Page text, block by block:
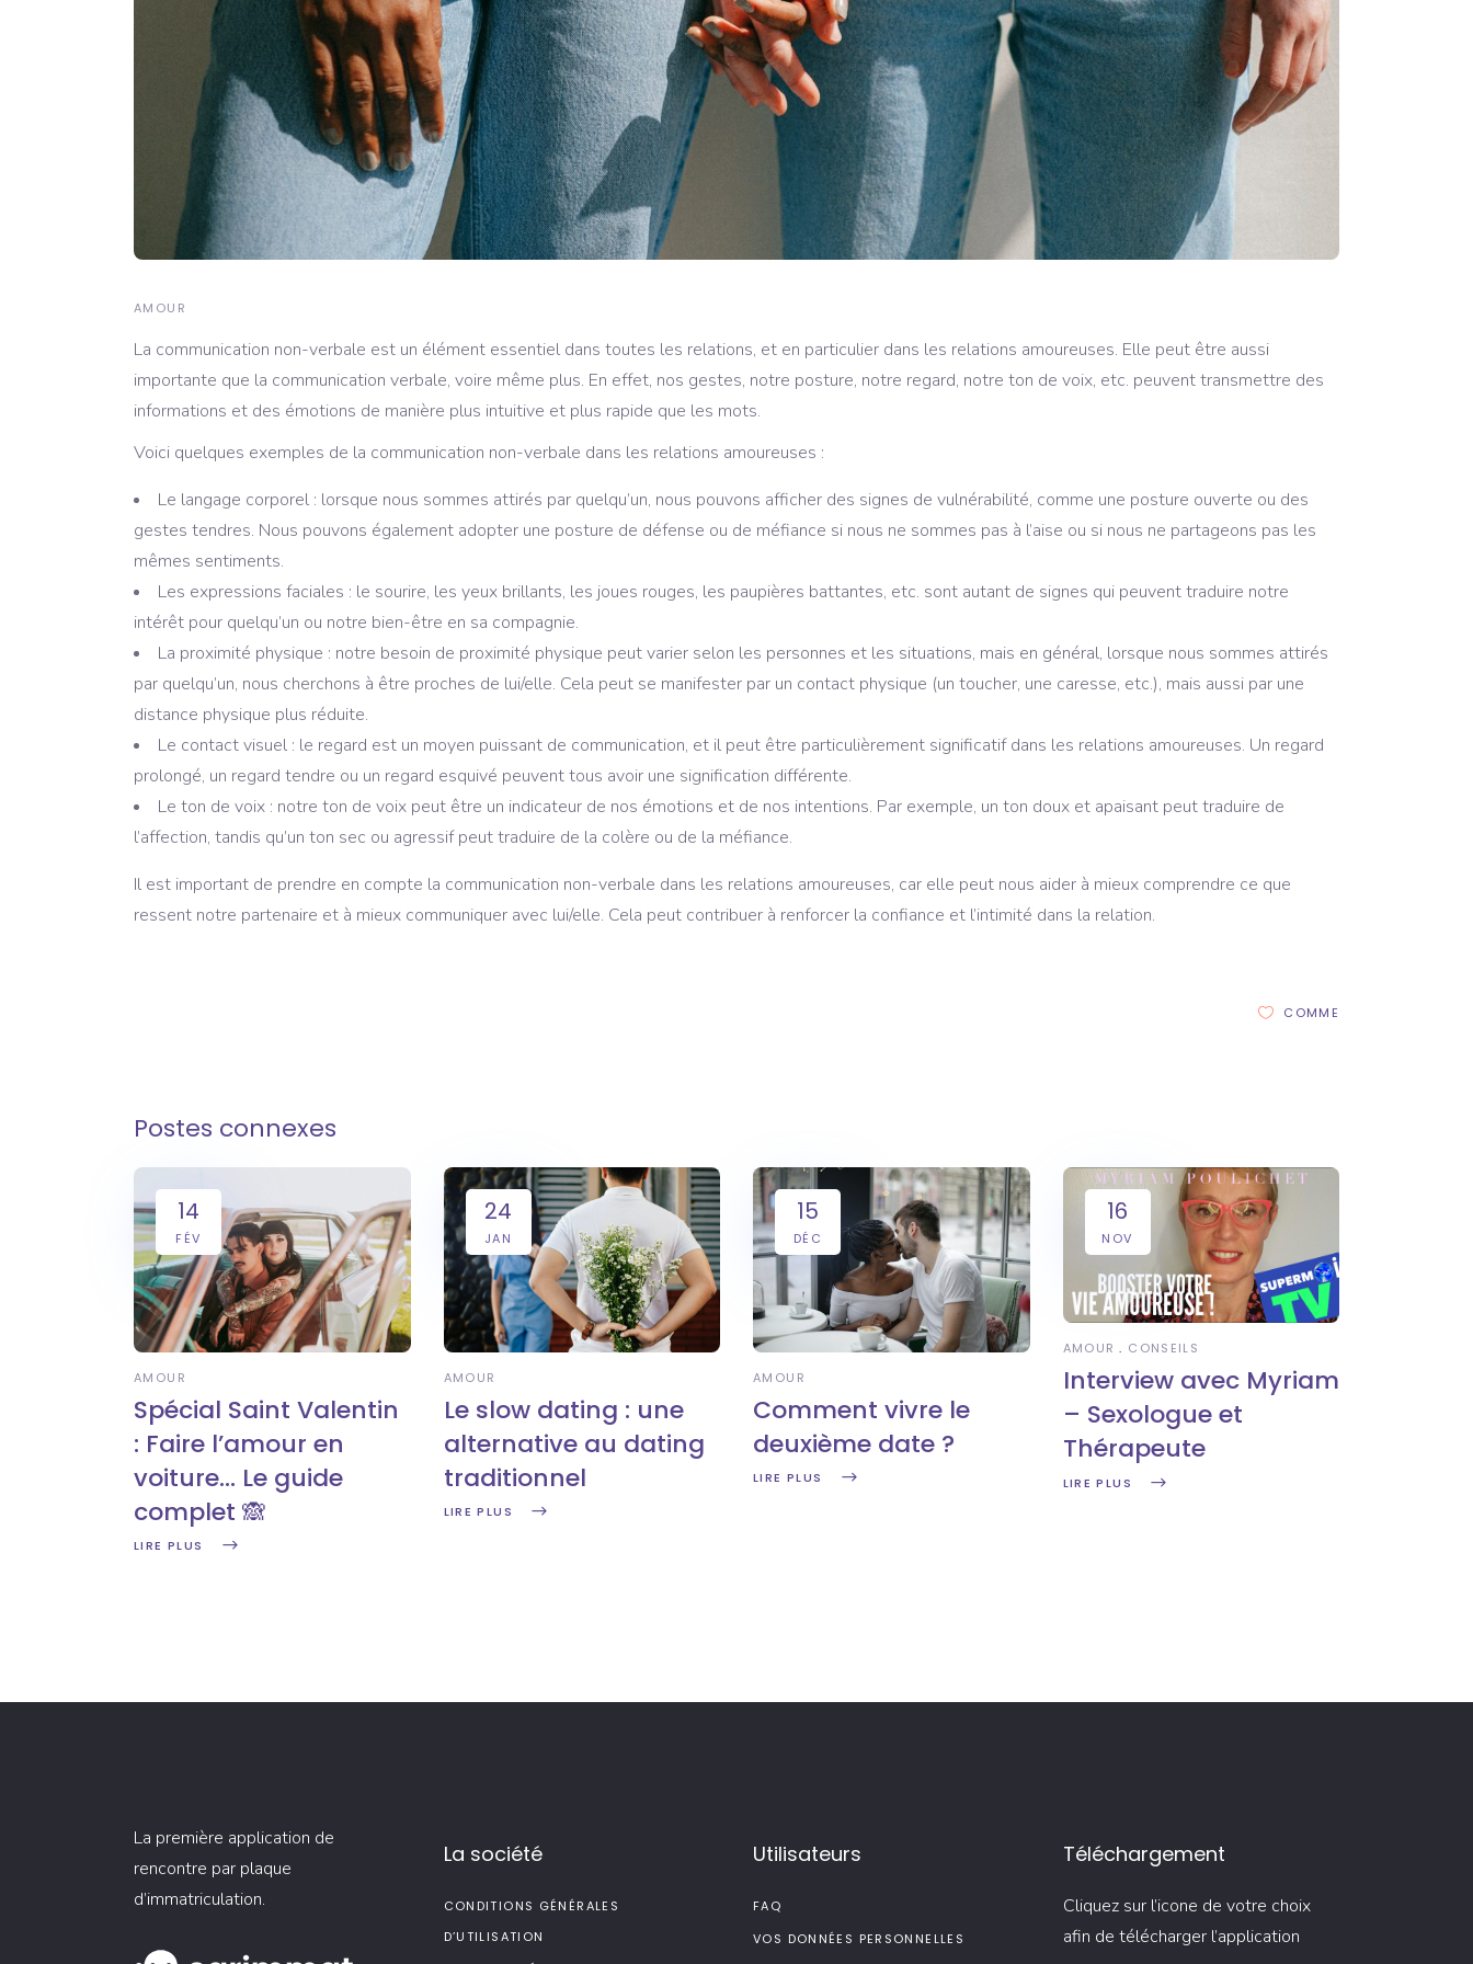
AMOUR
La communication non-verbale est un élément essentiel dans toutes les relations, et en particulier dans les relations amoureuses. Elle peut être aussi
importante que la communication verbale, voire même plus. En effet, nos gestes, notre posture, notre regard, notre ton de voix, etc. peuvent transmettre des
informations et des émotions de manière plus intuitive et plus rapide que les mots.
Voici quelques exemples de la communication non-verbale dans les relations amoureuses :
Le langage corporel : lorsque nous sommes attirés par quelqu’un, nous pouvons afficher des signes de vulnérabilité, comme une posture ouverte ou des
gestes tendres. Nous pouvons également adopter une posture de défense ou de méfiance si nous ne sommes pas à l’aise ou si nous ne partageons pas les
mêmes sentiments.
Les expressions faciales : le sourire, les yeux brillants, les joues rouges, les paupières battantes, etc. sont autant de signes qui peuvent traduire notre
intérêt pour quelqu’un ou notre bien-être en sa compagnie.
La proximité physique : notre besoin de proximité physique peut varier selon les personnes et les situations, mais en général, lorsque nous sommes attirés
par quelqu’un, nous cherchons à être proches de lui/elle. Cela peut se manifester par un contact physique (un toucher, une caresse, etc.), mais aussi par une
distance physique plus réduite.
Le contact visuel : le regard est un moyen puissant de communication, et il peut être particulièrement significatif dans les relations amoureuses. Un regard
prolongé, un regard tendre ou un regard esquivé peuvent tous avoir une signification différente.
Le ton de voix : notre ton de voix peut être un indicateur de nos émotions et de nos intentions. Par exemple, un ton doux et apaisant peut traduire de
l’affection, tandis qu’un ton sec ou agressif peut traduire de la colère ou de la méfiance.
Il est important de prendre en compte la communication non-verbale dans les relations amoureuses, car elle peut nous aider à mieux comprendre ce que
ressent notre partenaire et à mieux communiquer avec lui/elle. Cela peut contribuer à renforcer la confiance et l’intimité dans la relation.
COMME
Postes connexes
14
FÉV
AMOUR
Spécial Saint Valentin
: Faire l’amour en
voiture… Le guide
complet 🙈
LIRE PLUS
24
JAN
AMOUR
Le slow dating : une
alternative au dating
traditionnel
LIRE PLUS
15
DÉC
AMOUR
Comment vivre le
deuxième date ?
LIRE PLUS
16
NOV
AMOUR CONSEILS
Interview avec Myriam
– Sexologue et
Thérapeute
LIRE PLUS
La première application de
rencontre par plaque
d’immatriculation.
La société
CONDITIONS GÉNÉRALES
D’UTILISATION
Utilisateurs
FAQ
VOS DONNÉES PERSONNELLES
Téléchargement
Cliquez sur l’icone de votre choix
afin de télécharger l’application